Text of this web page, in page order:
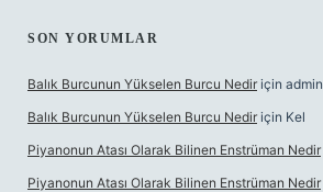
SON YORUMLAR
Balık Burcunun Yükselen Burcu Nedir için admin
Balık Burcunun Yükselen Burcu Nedir için Kel
Piyanonun Atası Olarak Bilinen Enstrüman Nedir
Piyanonun Atası Olarak Bilinen Enstrüman Nedir